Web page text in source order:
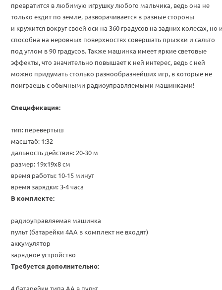
превратится в любимую игрушку любого мальчика, ведь она не
только ездит по земле, разворачивается в разные стороны
и кружится вокруг своей оси на 360 градусов на задних колесах, но
способна на неровных поверхностях совершать прыжки и сальто
под углом в 90 градусов. Также машинка имеет яркие световые
эффекты, что значительно повышает к ней интерес, ведь с ней
можно придумать столько разнообразнейших игр, в которые не
поиграешь с обычными радиоуправляемыми машинками!
Спецификация:
тип: перевертыш
масштаб: 1:32
дальность действия: 20-30 м
размер: 19х19х8см
время работы: 10-15 минут
время зарядки: 3-4 часа
В комплекте:
радиоуправляемая машинка
пульт (батарейки 4АА в комплект не входят)
аккумулятор
зарядное устройство
Требуется дополнительно:
4 батарейки типа АА в пульт